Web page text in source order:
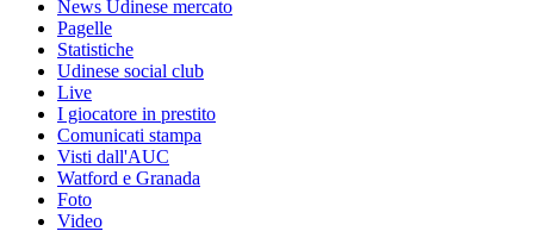
News Udinese mercato
Pagelle
Statistiche
Udinese social club
Live
I giocatore in prestito
Comunicati stampa
Visti dall'AUC
Watford e Granada
Foto
Video